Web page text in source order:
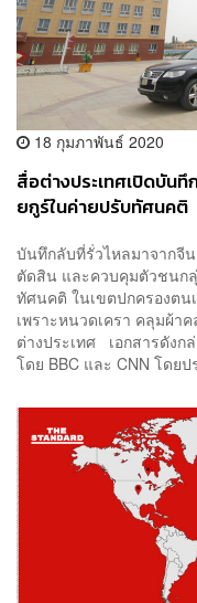
18 กุมภาพันธ์ 2020
สื่อต่างประเทศเปิดบัน
ยกูร์ในค่ายปรับทัศนคติ
บันทึกลับที่รั่วไหลมาจากจีน
ตัดสิน และควบคุมตัวชนก
ทัศนคติ ในเขตปกครองตน
เพราะหนวดเครา คลุมผ้า
ต่างประเทศ เอกสารดังก
โดย BBC และ CNN โดย